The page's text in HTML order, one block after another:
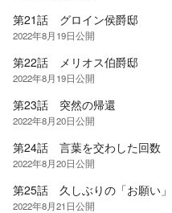
第21話 グロイン侯爵邸
2022年8月19日公開
第22話 メリオス伯爵邸
2022年8月19日公開
第23話 突然の帰還
2022年8月20日公開
第24話 言葉を交わした回数
2022年8月20日公開
第25話 久しぶりの「お願い」
2022年8月21日公開